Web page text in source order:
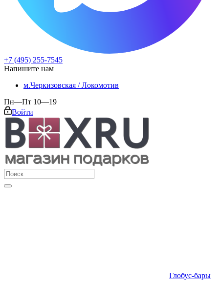
+7 (495) 255-7545
Напишите нам
м.Черкизовская / Локомотив
Пн—Пт 10—19
Войти
Глобус-бары